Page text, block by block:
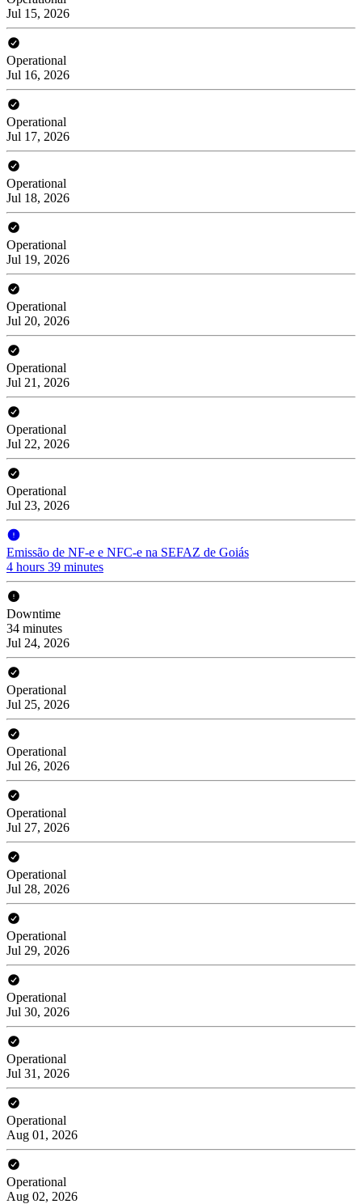
Jul 15, 2026
Operational
Jul 16, 2026
Operational
Jul 17, 2026
Operational
Jul 18, 2026
Operational
Jul 19, 2026
Operational
Jul 20, 2026
Operational
Jul 21, 2026
Operational
Jul 22, 2026
Operational
Jul 23, 2026
Emissão de NF-e e NFC-e na SEFAZ de Goiás
4 hours 39 minutes
Downtime
34 minutes
Jul 24, 2026
Operational
Jul 25, 2026
Operational
Jul 26, 2026
Operational
Jul 27, 2026
Operational
Jul 28, 2026
Operational
Jul 29, 2026
Operational
Jul 30, 2026
Operational
Jul 31, 2026
Operational
Aug 01, 2026
Operational
Aug 02, 2026